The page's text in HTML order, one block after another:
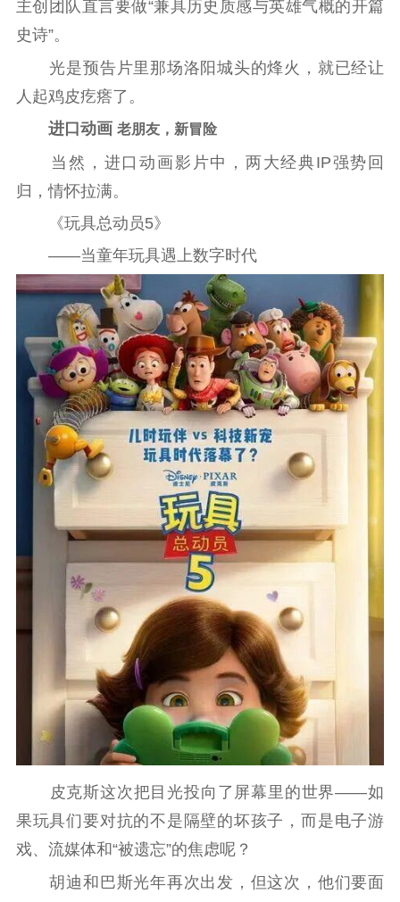
主创团队直言要做“兼具历史质感与英雄气概的开篇
史诗”。
光是预告片里那场洛阳城头的烽火，就已经让
人起鸡皮疙瘩了。
进口动画 老朋友，新冒险
当然，进口动画影片中，两大经典IP强势回
归，情怀拉满。
《玩具总动员5》
——当童年玩具遇上数字时代
皮克斯这次把目光投向了屏幕里的世界——如
果玩具们要对抗的不是隔壁的坏孩子，而是电子游
戏、流媒体和“被遗忘”的焦虑呢？
胡迪和巴斯光年再次出发，但这次，他们要面